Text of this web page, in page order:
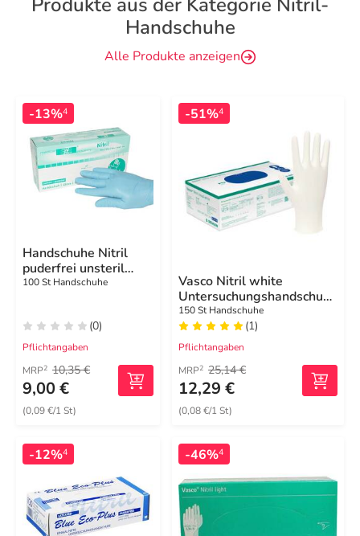
Handschuhe
Alle Produkte anzeigen
-13%4
Handschuhe Nitril
puderfrei unsteril
Größe L blau
100 St Handschuhe
(0)
Pflichtangaben
MRP2 10,35 €
9,00 €
(0,09 €/1 St)
-51%4
Vasco Nitril white
Untersuchungshandschuhe
Größe M
150 St Handschuhe
(1)
Pflichtangaben
MRP2 25,14 €
12,29 €
(0,08 €/1 St)
-12%4 -46%4